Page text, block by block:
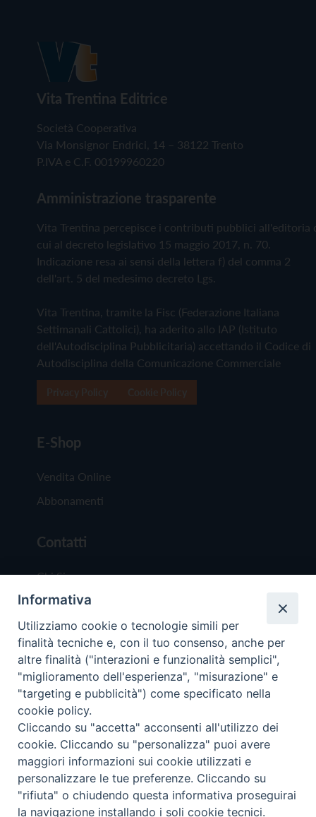
Vita Trentina Editrice
Società Cooperativa
Via Monsignor Endrici, 14 – 38122 Trento
P.IVA e C.F. 00199960220
Amministrazione trasparente
Vita Trentina percepisce i contributi pubblici all'editoria
cui al decreto legislativo 15 maggio 2017, n. 70.
Indicazione resa ai sensi della lettera f) del comma 2
dell'art. 5 del medesimo decreto Lgs.
Vita Trentina, tramite la Fisc (Federazione Italiana
Settimanali Cattolici), ha aderito allo IAP (Istituto
dell'Autodisciplina Pubblicitaria) accettando il Codice di
Autodisciplina della Comunicazione Commerciale
E-Shop
Vendita Online
Abbonamenti
Contatti
Chi Siamo
Redazione
Scrivici
Copyright © 2019 - Tutti i diritti riservati - Vita
Trentina Editrice
Privacy Policy
Torna
Informativa
Utilizziamo cookie o tecnologie simili per
finalità tecniche e, con il tuo consenso, anche per
altre finalità ("interazioni e funzionalità semplici",
"miglioramento dell'esperienza", "misurazione" e
"targeting e pubblicità") come specificato nella
cookie policy.
Cliccando su "accetta" acconsenti all'utilizzo dei
cookie. Cliccando su "personalizza" puoi avere
maggiori informazioni sui cookie utilizzati e
personalizzare le tue preferenze. Cliccando su
"rifiuta" o chiudendo questa informativa proseguirai
la navigazione installando i soli cookie tecnici.